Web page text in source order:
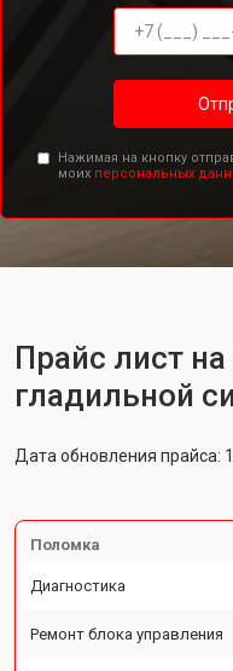
Нажимая на кнопку
моих персональных
Прайс лист
гладильной
Дата обновления прайса:
Поломка
Диагностика
Ремонт блока управления